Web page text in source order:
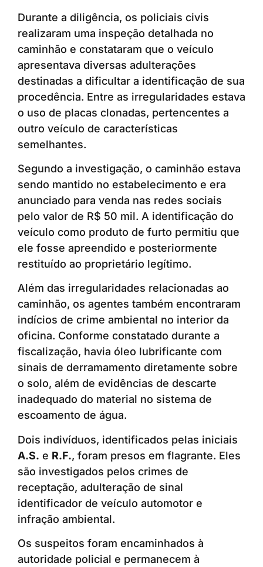
Durante a diligência, os policiais civis
realizaram uma inspeção detalhada no
caminhão e constataram que o veículo
apresentava diversas adulterações
destinadas a dificultar a identificação de sua
procedência. Entre as irregularidades estava
o uso de placas clonadas, pertencentes a
outro veículo de características
semelhantes.
Segundo a investigação, o caminhão estava
sendo mantido no estabelecimento e era
anunciado para venda nas redes sociais
pelo valor de R$ 50 mil. A identificação do
veículo como produto de furto permitiu que
ele fosse apreendido e posteriormente
restituído ao proprietário legítimo.
Além das irregularidades relacionadas ao
caminhão, os agentes também encontraram
indícios de crime ambiental no interior da
oficina. Conforme constatado durante a
fiscalização, havia óleo lubrificante com
sinais de derramamento diretamente sobre
o solo, além de evidências de descarte
inadequado do material no sistema de
escoamento de água.
Dois indivíduos, identificados pelas iniciais
A.S. e R.F., foram presos em flagrante. Eles
são investigados pelos crimes de
receptação, adulteração de sinal
identificador de veículo automotor e
infração ambiental.
Os suspeitos foram encaminhados à
autoridade policial e permanecem à